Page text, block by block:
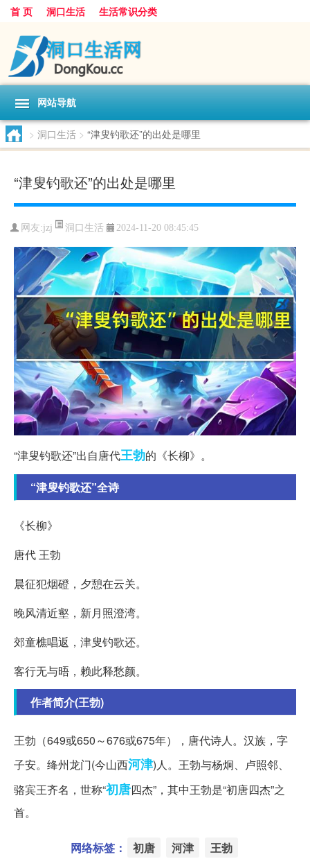
首 页 洞口生活 生活常识分类
网站导航
> 洞口生活 > “津叟钓歌还”的出处是哪里
“津叟钓歌还”的出处是哪里
网友:jzj 洞口生活 2024-11-20 08:45:45
“津叟钓歌还”出自唐代王勃的《长柳》。
“津叟钓歌还”全诗
《长柳》
唐代 王勃
晨征犯烟磴，夕憩在云关。
晚风清近壑，新月照澄湾。
郊童樵唱返，津叟钓歌还。
客行无与晤，赖此释愁颜。
作者简介(王勃)
王勃（649或650～676或675年），唐代诗人。汉族，字
子安。绛州龙门(今山西河津)人。王勃与杨炯、卢照邻、
骆宾王齐名，世称“初唐四杰”，其中王勃是“初唐四杰”之
首。
网络标签： 初唐 河津 王勃